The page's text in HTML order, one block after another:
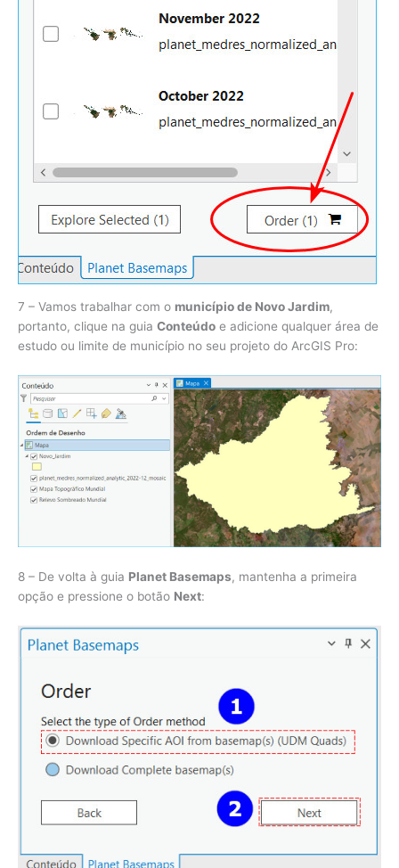
7 – Vamos trabalhar com o município de Novo Jardim,
portanto, clique na guia Conteúdo e adicione qualquer área de
estudo ou limite de município no seu projeto do ArcGIS Pro:
8 – De volta à guia Planet Basemaps, mantenha a primeira
opção e pressione o botão Next: